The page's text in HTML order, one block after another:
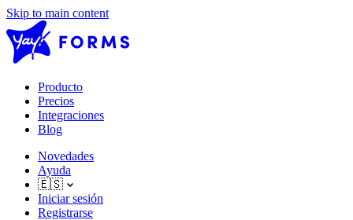
Skip to main content
Producto
Precios
Integraciones
Blog
Novedades
Ayuda
🇪🇸
Iniciar sesión
Registrarse